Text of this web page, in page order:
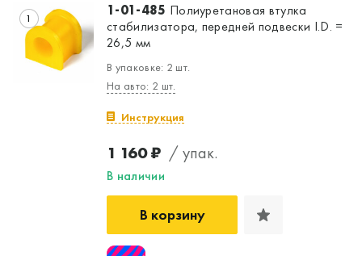
1 1-01-485 Полиуретановая втулка
стабилизатора, передней подвески I.D. =
26,5 мм
В упаковке: 2 шт.
На авто: 2 шт.
Инструкция
1 160 ₽ / упак.
В наличии
В корзину